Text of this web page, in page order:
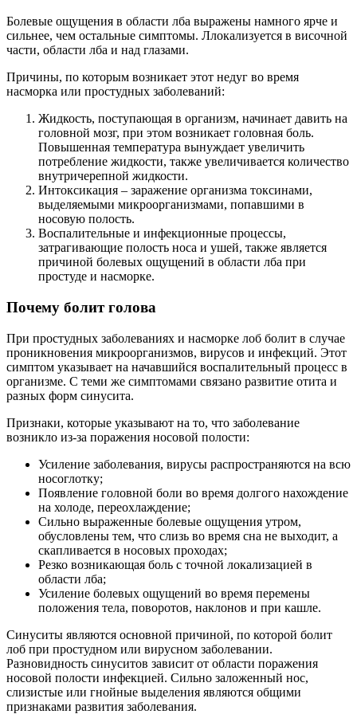
Болевые ощущения в области лба выражены намного ярче и
сильнее, чем остальные симптомы. Ллокализуется в височной
части, области лба и над глазами.
Причины, по которым возникает этот недуг во время
насморка или простудных заболеваний:
Жидкость, поступающая в организм, начинает давить на
головной мозг, при этом возникает головная боль.
Повышенная температура вынуждает увеличить
потребление жидкости, также увеличивается количество
внутричерепной жидкости.
Интоксикация – заражение организма токсинами,
выделяемыми микроорганизмами, попавшими в
носовую полость.
Воспалительные и инфекционные процессы,
затрагивающие полость носа и ушей, также является
причиной болевых ощущений в области лба при
простуде и насморке.
Почему болит голова
При простудных заболеваниях и насморке лоб болит в случае
проникновения микроорганизмов, вирусов и инфекций. Этот
симптом указывает на начавшийся воспалительный процесс в
организме. С теми же симптомами связано развитие отита и
разных форм синусита.
Признаки, которые указывают на то, что заболевание
возникло из-за поражения носовой полости:
Усиление заболевания, вирусы распространяются на всю
носоглотку;
Появление головной боли во время долгого нахождение
на холоде, переохлаждение;
Сильно выраженные болевые ощущения утром,
обусловлены тем, что слизь во время сна не выходит, а
скапливается в носовых проходах;
Резко возникающая боль с точной локализацией в
области лба;
Усиление болевых ощущений во время перемены
положения тела, поворотов, наклонов и при кашле.
Синуситы являются основной причиной, по которой болит
лоб при простудном или вирусном заболевании.
Разновидность синуситов зависит от области поражения
носовой полости инфекцией. Сильно заложенный нос,
слизистые или гнойные выделения являются общими
признаками развития заболевания.